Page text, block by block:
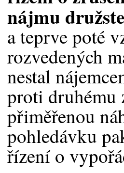
nájmu
a teprve poté
rozvedených
nestal
proti druhému
přiměřenou
pohledávku
řízení o